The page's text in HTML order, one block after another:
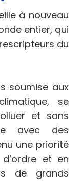
à nouveau
entier, qui
du
soumise aux
se
et sans
avec des
une priorité
et en
de grands